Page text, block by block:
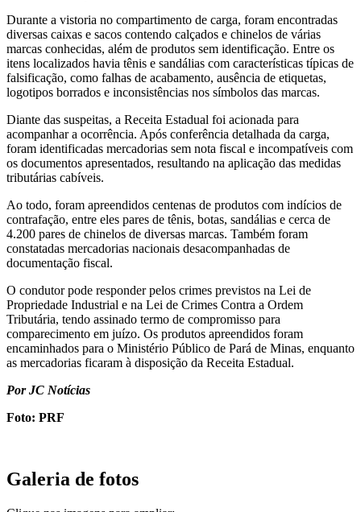
Durante a vistoria no compartimento de carga, foram encontradas
diversas caixas e sacos contendo calçados e chinelos de várias
marcas conhecidas, além de produtos sem identificação. Entre os
itens localizados havia tênis e sandálias com características típicas de
falsificação, como falhas de acabamento, ausência de etiquetas,
logotipos borrados e inconsistências nos símbolos das marcas.
Diante das suspeitas, a Receita Estadual foi acionada para
acompanhar a ocorrência. Após conferência detalhada da carga,
foram identificadas mercadorias sem nota fiscal e incompatíveis com
os documentos apresentados, resultando na aplicação das medidas
tributárias cabíveis.
Ao todo, foram apreendidos centenas de produtos com indícios de
contrafação, entre eles pares de tênis, botas, sandálias e cerca de
4.200 pares de chinelos de diversas marcas. Também foram
constatadas mercadorias nacionais desacompanhadas de
documentação fiscal.
O condutor pode responder pelos crimes previstos na Lei de
Propriedade Industrial e na Lei de Crimes Contra a Ordem
Tributária, tendo assinado termo de compromisso para
comparecimento em juízo. Os produtos apreendidos foram
encaminhados para o Ministério Público de Pará de Minas, enquanto
as mercadorias ficaram à disposição da Receita Estadual.
Por JC Notícias
Foto: PRF
Galeria de fotos